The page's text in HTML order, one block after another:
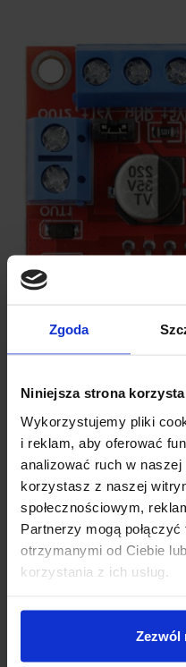
Zgoda
Niniejsza strona
Wykorzystujemy pliki
i reklam, aby oferować
analizować ruch w
korzystasz z naszej
społecznościowym,
Partnerzy mogą
otrzymanymi od Ciebie
korzystania z ich usług.
Zezwól
SPECYFIKACJA
Układ sterujący:
Napięcie zasilania:
Prąd wyjściowy na
Prąd zasilania
Wbudowany
Złącza sygnałowe:
Złącza silników i